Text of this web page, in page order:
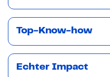
Top-Know-how
Echter Impact